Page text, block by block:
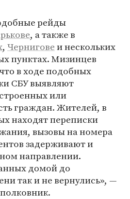
рейды
, а также в
, Черниговеи нескольких
пунктах. Мизинцев
в ходе подобных
СБУ выявляют
или
граждан. Жителей, в
находят переписки
вызовы на номера
задерживают и
направлении.
домой до
так и не вернулись», —